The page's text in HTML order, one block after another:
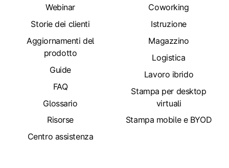
Webinar
Storie dei clienti
Aggiornamenti del
prodotto
Guide
FAQ
Glossario
Risorse
Centro assistenza
Coworking
Istruzione
Magazzino
Logistica
Lavoro ibrido
Stampa per desktop
virtuali
Stampa mobile e BYOD